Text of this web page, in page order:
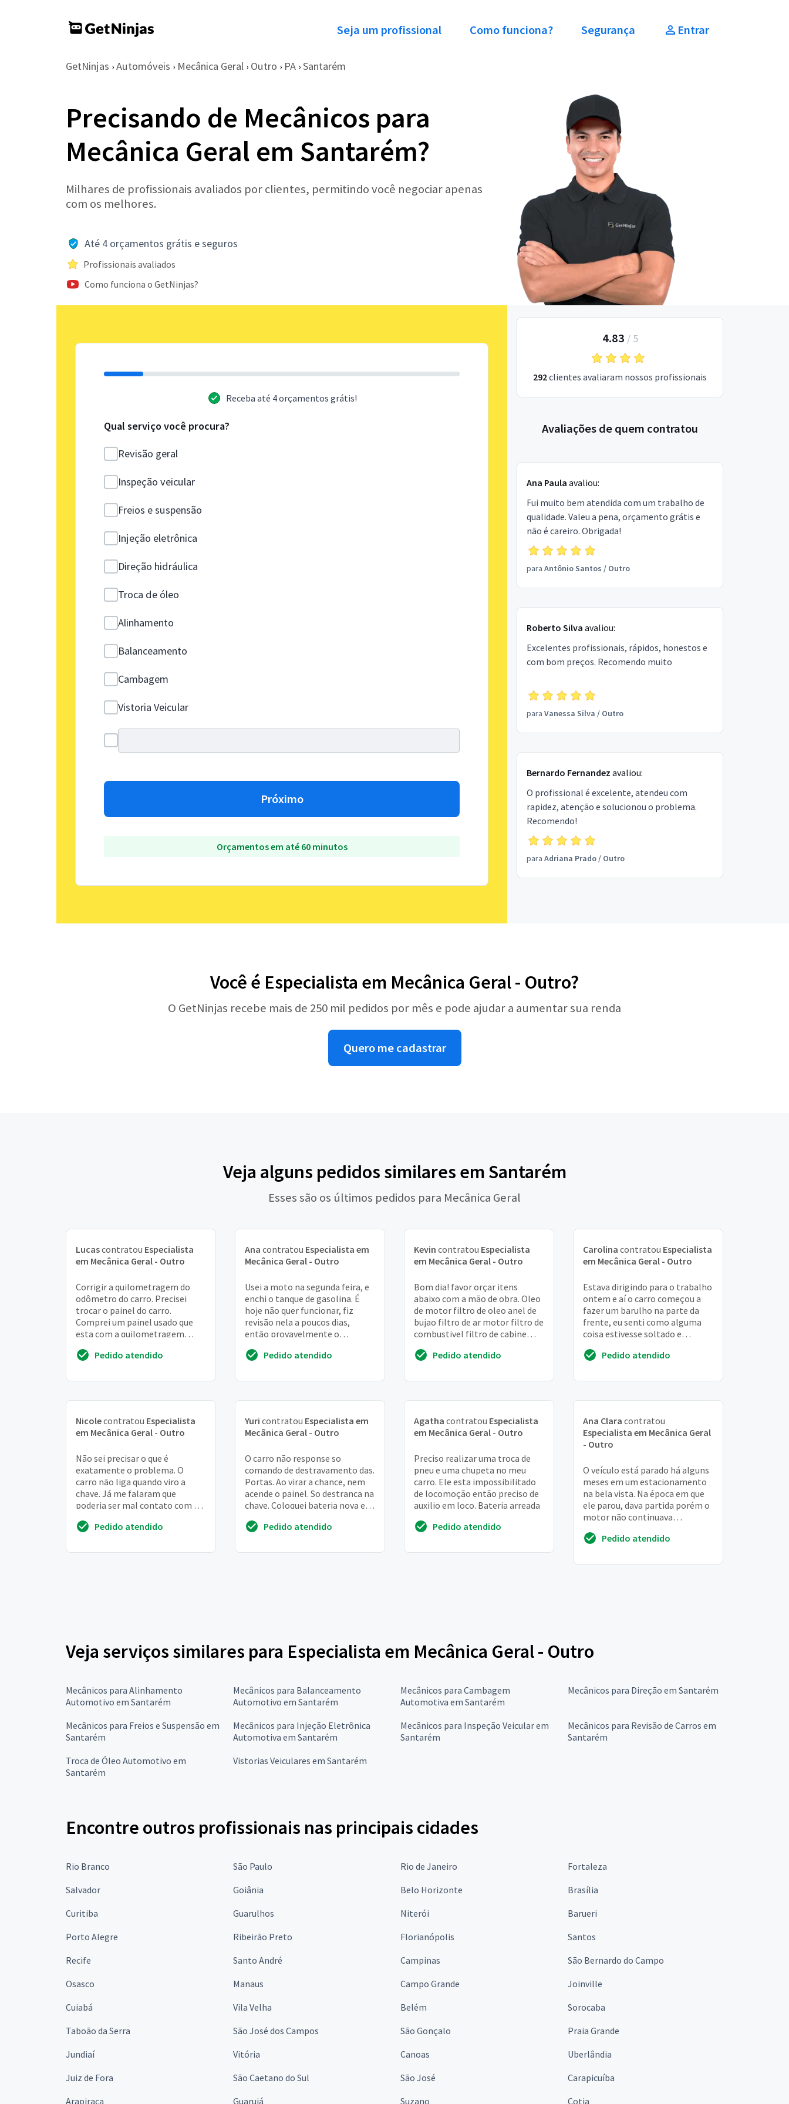
Seja um profissional Como funciona? Segurança Entrar
GetNinjas › Automóveis › Mecânica Geral › Outro › PA › Santarém
Precisando de Mecânicos para
Mecânica Geral em Santarém?
Milhares de profissionais avaliados por clientes, permitindo você negociar apenas
com os melhores.
Até 4 orçamentos grátis e seguros
Profissionais avaliados
Como funciona o GetNinjas?
Receba até 4 orçamentos grátis!
Qual serviço você procura?
Revisão geral
Inspeção veicular
Freios e suspensão
Injeção eletrônica
Direção hidráulica
Troca de óleo
Alinhamento
Balanceamento
Cambagem
Vistoria Veicular
Próximo
Orçamentos em até 60 minutos
4.83 / 5
292clientes avaliaram nossos profissionais
Avaliações de quem contratou
Ana Paula avaliou:
Fui muito bem atendida com um trabalho de
qualidade. Valeu a pena, orçamento grátis e
não é careiro. Obrigada!
para Antônio Santos / Outro
Roberto Silva avaliou:
Excelentes profissionais, rápidos, honestos e
com bom preços. Recomendo muito
para Vanessa Silva / Outro
Bernardo Fernandez avaliou:
O profissional é excelente, atendeu com
rapidez, atenção e solucionou o problema.
Recomendo!
para Adriana Prado/ Outro
Você é Especialista em Mecânica Geral - Outro?
O GetNinjas recebe mais de 250 mil pedidos por mês e pode ajudar a aumentar sua renda
Quero me cadastrar
Veja alguns pedidos similares em Santarém
Esses são os últimos pedidos para Mecânica Geral
Lucascontratou Especialista
em Mecânica Geral - Outro
Corrigir a quilometragem do
odômetro do carro. Precisei
trocar o painel do carro.
Comprei um painel usado que
esta com a quilometragem
Pedido atendido
Ana contratou Especialista em
Mecânica Geral - Outro
Usei a moto na segunda feira, e
enchi o tanque de gasolina. É
hoje não quer funcionar, fiz
revisão nela a poucos dias,
então provavelmente o
Pedido atendido
Kevin contratou Especialista
em Mecânica Geral - Outro
Bom dia! favor orçar itens
abaixo com a mão de obra. Oleo
de motor filtro de oleo anel de
bujao filtro de ar motor filtro de
combustivel filtro de cabine
j...
Pedido atendido
Carolina contratou Especialista
em Mecânica Geral - Outro
Estava dirigindo para o trabalho
ontem e aí o carro começou a
fazer um barulho na parte da
frente, eu senti como alguma
coisa estivesse soltado e
Pedido atendido
Nicolecontratou Especialista
em Mecânica Geral - Outro
Não sei precisar o que é
exatamente o problema. O
carro não liga quando viro a
chave. Já me falaram que
poderia ser mal contato com a
tenho a mínima ideia
Pedido atendido
Yuri contratou Especialista em
Mecânica Geral - Outro
O carro não response so
comando de destravamento das.
Portas. Ao virar a chance, nem
acende o painel. So destranca na
chave. Coloquei bateria nova em
Pedido atendido
Agatha contratou Especialista
em Mecânica Geral - Outro
Preciso realizar uma troca de
pneu e uma chupeta no meu
carro. Ele esta impossibilitado
de locomoção então preciso de
auxilio em loco. Bateria arreada
Pedido atendido
Ana Clara contratou
Especialista em Mecânica Geral
- Outro
O veículo está parado há alguns
meses em um estacionamento
na bela vista. Na época em que
ele parou, dava partida porém o
motor não continuava
falavam em bom...
Pedido atendido
Veja serviços similares para Especialista em Mecânica Geral - Outro
Mecânicos para Alinhamento
Automotivo em Santarém
Mecânicos para Balanceamento
Automotivo em Santarém
Mecânicos para Cambagem
Automotiva em Santarém
Mecânicos para Direção em Santarém
Mecânicos para Freios e Suspensão em
Santarém
Mecânicos para Injeção Eletrônica
Automotiva em Santarém
Mecânicos para Inspeção Veicular em
Santarém
Mecânicos para Revisão de Carros em
Santarém
Troca de Óleo Automotivo em
Santarém
Vistorias Veiculares em Santarém
Encontre outros profissionais nas principais cidades
Rio Branco São Paulo Rio de Janeiro
Fortaleza
Salvador
Goiânia Belo Horizonte
Brasília
Curitiba
Guarulhos Niterói
Barueri
Porto Alegre
Ribeirão Preto Florianópolis
Santos
Recife
Santo André Campinas
São Bernardo do Campo
Osasco
Manaus Campo Grande
Joinville
Cuiabá
Vila Velha Belém
Sorocaba
Taboão da Serra
São José dos Campos São Gonçalo
Praia Grande
Jundiaí
Vitória Canoas
Uberlândia
Juiz de Fora
São Caetano do Sul São José
Carapicuíba
Arapiraca
Guarujá Suzano Cotia